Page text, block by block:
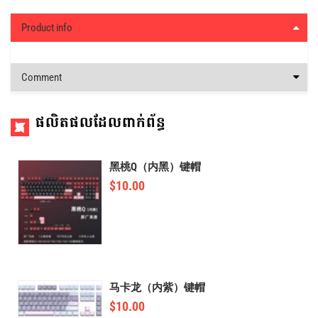
Product info
Comment
ផលិតផលដែលពាក់ព័ន្ធ
黑桃Q（内黑）键帽
$10.00
马卡龙（内紫）键帽
$10.00